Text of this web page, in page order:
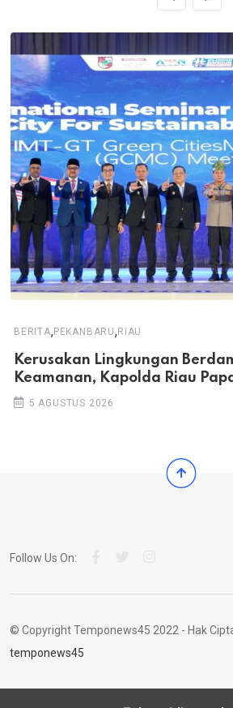
BERITA,PEKANBARU,RIAU
Kerusakan Lingkungan
Keamanan, Kapolda Riau
5 AGUSTUS 2026
Follow Us On:
© Copyright Temponews45 2022 - Hak
temponews45